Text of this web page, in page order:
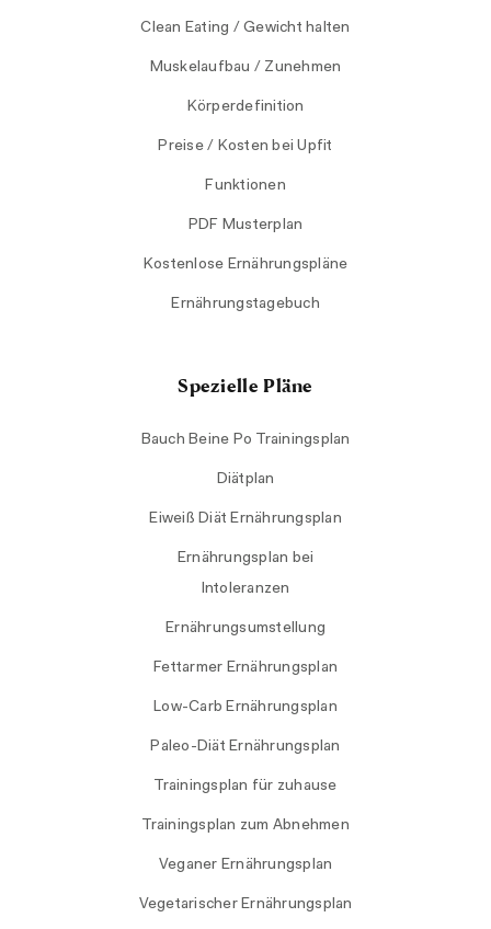
Clean Eating / Gewicht halten
Muskelaufbau / Zunehmen
Körperdefinition
Preise / Kosten bei Upfit
Funktionen
PDF Musterplan
Kostenlose Ernährungspläne
Ernährungstagebuch
Spezielle Pläne
Bauch Beine Po Trainingsplan
Diätplan
Eiweiß Diät Ernährungsplan
Ernährungsplan bei
Intoleranzen
Ernährungsumstellung
Fettarmer Ernährungsplan
Low-Carb Ernährungsplan
Paleo-Diät Ernährungsplan
Trainingsplan für zuhause
Trainingsplan zum Abnehmen
Veganer Ernährungsplan
Vegetarischer Ernährungsplan